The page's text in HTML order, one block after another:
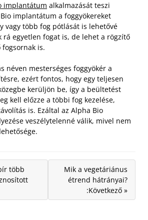
implantátum alkalmazását teszi
implantátum a foggyökereket
vagy több fog pótlását is lehetővé
rá egyetlen fogat is, de lehet a rögzítő
fogsornak is.
néven mesterséges foggyökér a
ezért fontos, hogy egy teljesen
kerüljön be, így a beültetést
kell előzze a többi fog kezelése,
is. Ezáltal az Alpha Bio
veszélytelenné válik, mivel nem
több
Mik a vegetáriánus
étrend hátrányai?
:Következő »